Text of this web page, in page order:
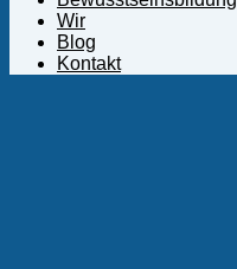
Wir
Blog
Kontakt